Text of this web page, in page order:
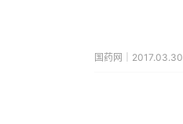
国药网｜2017.03.30